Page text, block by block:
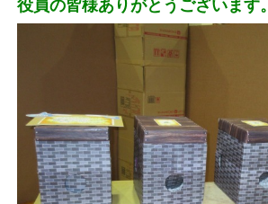
役員の皆様ありがとうございます。